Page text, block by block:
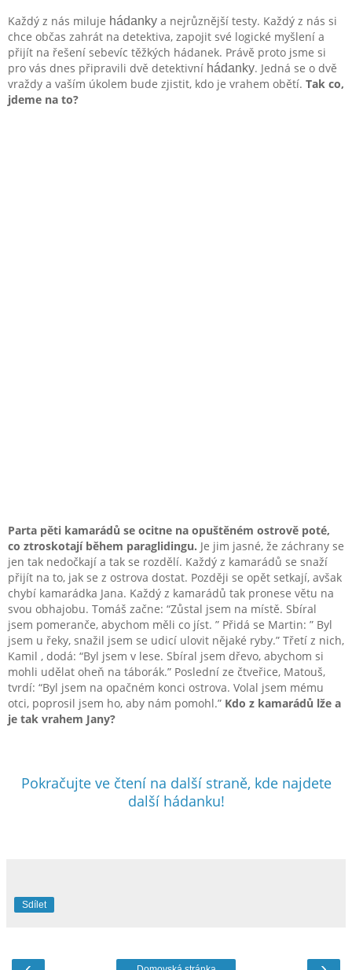
Každý z nás miluje hádanky a nejrůznější testy. Každý z nás si
chce občas zahrát na detektiva, zapojit své logické myšlení a
přijít na řešení sebevíc těžkých hádanek. Právě proto jsme si
pro vás dnes připravili dvě detektivní hádanky. Jedná se o dvě
vraždy a vaším úkolem bude zjistit, kdo je vrahem obětí. Tak co,
jdeme na to?
Parta pěti kamarádů se ocitne na opuštěném ostrově poté,
co ztroskotají během paraglidingu. Je jim jasné, že záchrany se
jen tak nedočkají a tak se rozdělí. Každý z kamarádů se snaží
přijít na to, jak se z ostrova dostat. Později se opět setkají, avšak
chybí kamarádka Jana. Každý z kamarádů tak pronese větu na
svou obhajobu. Tomáš začne: “Zůstal jsem na místě. Sbíral
jsem pomeranče, abychom měli co jíst. ” Přidá se Martin: ” Byl
jsem u řeky, snažil jsem se udicí ulovit nějaké ryby.” Třetí z nich,
Kamil , dodá: “Byl jsem v lese. Sbíral jsem dřevo, abychom si
mohli udělat oheň na táborák.” Poslední ze čtveřice, Matouš,
tvrdí: “Byl jsem na opačném konci ostrova. Volal jsem mému
otci, poprosil jsem ho, aby nám pomohl.” Kdo z kamarádů lže a
je tak vrahem Jany?
Pokračujte ve čtení na další straně, kde najdete
další hádanku!
Sdílet